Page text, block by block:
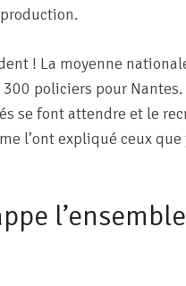
! La moyenne
policiers pour
se font attendre et le
l’ont expliqué ceux que